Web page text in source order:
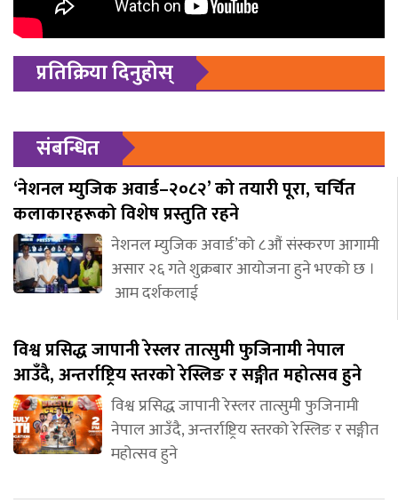
प्रतिक्रिया दिनुहोस्
संबन्धित
‘नेशनल म्युजिक अवार्ड–२०८२’ को तयारी पूरा, चर्चित
कलाकारहरूको विशेष प्रस्तुति रहने
नेशनल म्युजिक अवार्ड’को ८औं संस्करण आगामी
असार २६ गते शुक्रबार आयोजना हुने भएको छ ।
आम दर्शकलाई
विश्व प्रसिद्ध जापानी रेस्लर तात्सुमी फुजिनामी नेपाल
आउँदै, अन्तर्राष्ट्रिय स्तरको रेस्लिङ र सङ्गीत महोत्सव हुने
विश्व प्रसिद्ध जापानी रेस्लर तात्सुमी फुजिनामी
नेपाल आउँदै, अन्तर्राष्ट्रिय स्तरको रेस्लिङ र सङ्गीत
महोत्सव हुने